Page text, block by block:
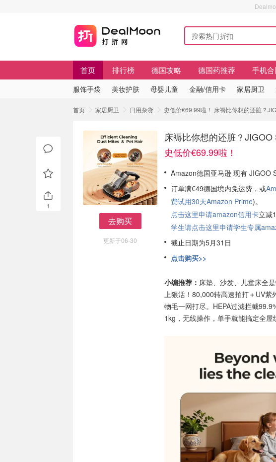
首页 排行榜 德国攻略 德国药推荐 手机合
服饰手袋 美妆护肤 母婴儿童 金融/信用卡 家居厨卫
首页 家居厨卫 日用杂货 史低价€69.99啦！ 床褥比你想的还脏？
去购买
更新于06-30
床褥比你想的还脏？JIGOO
史低价€69.99啦！
Amazon德国亚马逊 现有 JIGOO
订单满€49德国境内免运费，或
费试用30天Amazon Prime)。
点击这里申请amazon信用卡立减
学生请点击这里申请学生专属
截止日期为5月31日
点击购买>>
小编推荐： 床垫、沙发、儿童床全
上狠活！80,000转高速拍打＋UV紫
物毛一网打尽。HEPA过滤拦截
1kg，无线操作，单手就能搞定全屋
1